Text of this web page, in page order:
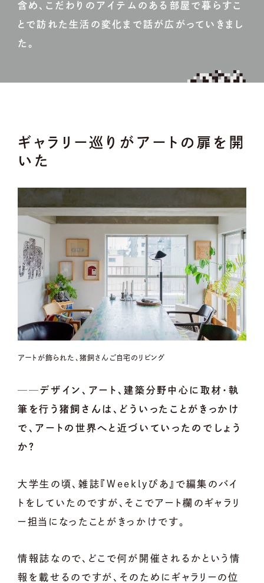
含め、こだわりのアイテムのある部屋で暮らすこ
とで訪れた生活の変化まで話が広がっていきまし
た。
ギャラリー巡りがアートの扉を開
いた
アートが飾られた、猪飼さんご自宅のリビング
──デザイン、アート、建築分野中心に取材・執
筆を行う猪飼さんは、どういったことがきっかけ
で、アートの世界へと近づいていったのでしょう
か？
大学生の頃、雑誌『Weeklyぴあ』で編集のバイ
トをしていたのですが、そこでアート欄のギャラリ
ー担当になったことがきっかけです。
情報誌なので、どこで何が開催されるかという情
報を載せるのですが、そのためにギャラリーの位